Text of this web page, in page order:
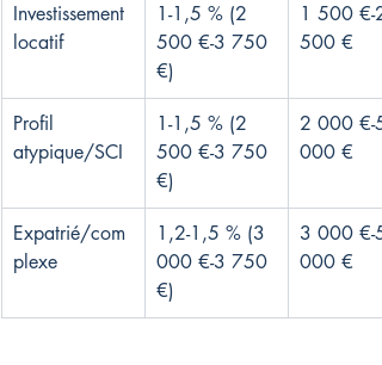
Investissement
locatif
1-1,5 % (2
500 €-3 750
€)
1 500 €-2
500 €
Profil
atypique/SCI
1-1,5 % (2
500 €-3 750
€)
2 000 €-5
000 €
Expatrié/com
plexe
1,2-1,5 % (3
000 €-3 750
€)
3 000 €-5
000 €